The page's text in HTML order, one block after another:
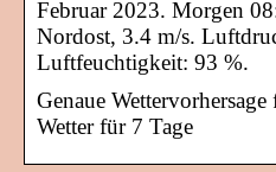
Februar 2023. Morgen
Nordost, 3.4 m/s.
Luftfeuchtigkeit: 93 %.
Genaue
Wetter für 7 Tage